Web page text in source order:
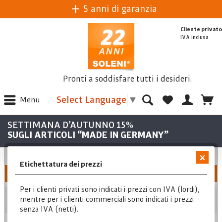
5 anni di garanzia
Pronti a soddisfare tutti i desideri.
Select Language ▼
Menu
Cliente privato
IVA inclusa
SETTIMANA D’AUTUNNO 15%
SUGLI ARTICOLI “MADE IN GERMANY”
Filtra
Posizione
Etichettatura dei prezzi
Per i clienti privati sono indicati i prezzi con IVA (lordi),
mentre per i clienti commerciali sono indicati i prezzi
senza IVA (netti).